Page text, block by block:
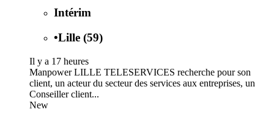
Intérim
•Lille (59)
Il y a 17 heures
Manpower LILLE TELESERVICES recherche pour son
client, un acteur du secteur des services aux entreprises, un
Conseiller client...
New